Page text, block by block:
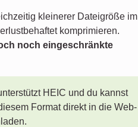
kleinerer Dateigröße im
komprimieren.
noch eingeschränkte
HEIC und du kannst
Format direkt in die Web-